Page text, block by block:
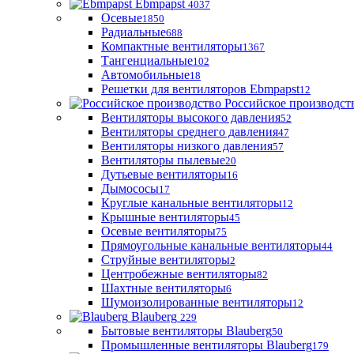
Ebmpapst 4037
Осевые1850
Радиальные688
Компактные вентиляторы1367
Тангенциальные102
Автомобильные18
Решетки для вентиляторов Ebmpapst12
Российское
Вентиляторы высокого давления52
Вентиляторы среднего давления47
Вентиляторы низкого давления57
Вентиляторы пылевые20
Дутьевые вентиляторы16
Дымососы17
Круглые канальные вентиляторы12
Крышные вентиляторы45
Осевые вентиляторы75
Прямоугольные канальные вентиляторы44
Струйные вентиляторы2
Центробежные вентиляторы82
Шахтные вентиляторы6
Шумоизолированные вентиляторы12
Blauberg 229
Бытовые вентиляторы Blauberg50
Промышленные вентиляторы Blauberg179